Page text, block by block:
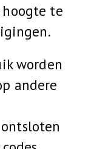
te
worden
andere